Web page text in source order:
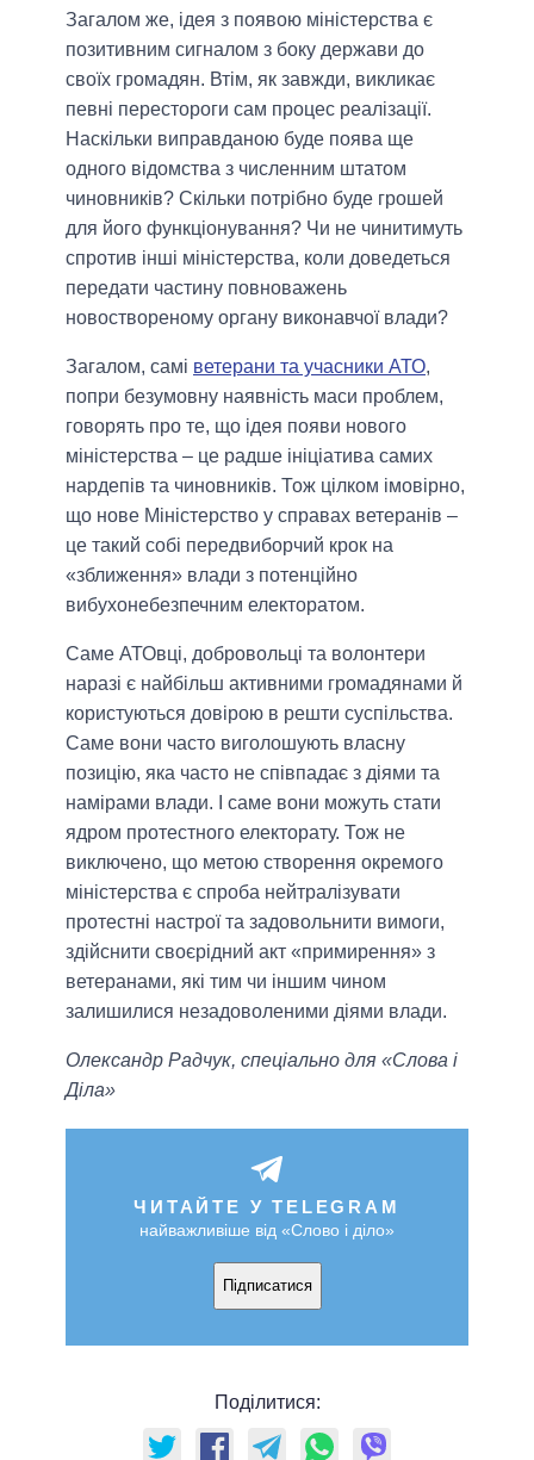
Загалом же, ідея з появою міністерства є
позитивним сигналом з боку держави до
своїх громадян. Втім, як завжди, викликає
певні перестороги сам процес реалізації.
Наскільки виправданою буде поява ще
одного відомства з численним штатом
чиновників? Скільки потрібно буде грошей
для його функціонування? Чи не чинитимуть
спротив інші міністерства, коли доведеться
передати частину повноважень
новоствореному органу виконавчої влади?
Загалом, самі ветерани та учасники АТО,
попри безумовну наявність маси проблем,
говорять про те, що ідея появи нового
міністерства – це радше ініціатива самих
нардепів та чиновників. Тож цілком імовірно,
що нове Міністерство у справах ветеранів –
це такий собі передвиборчий крок на
«зближення» влади з потенційно
вибухонебезпечним електоратом.
Саме АТОвці, добровольці та волонтери
наразі є найбільш активними громадянами й
користуються довірою в решти суспільства.
Саме вони часто виголошують власну
позицію, яка часто не співпадає з діями та
намірами влади. І саме вони можуть стати
ядром протестного електорату. Тож не
виключено, що метою створення окремого
міністерства є спроба нейтралізувати
протестні настрої та задовольнити вимоги,
здійснити своєрідний акт «примирення» з
ветеранами, які тим чи іншим чином
залишилися незадоволеними діями влади.
Олександр Радчук, спеціально для «Слова і
Діла»
ЧИТАЙТЕ У TELEGRAM
найважливіше від «Слово і діло»
Підписатися
Поділитися: